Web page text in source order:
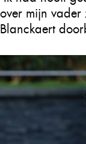
over mijn vader
Blanckaert
achterlaat